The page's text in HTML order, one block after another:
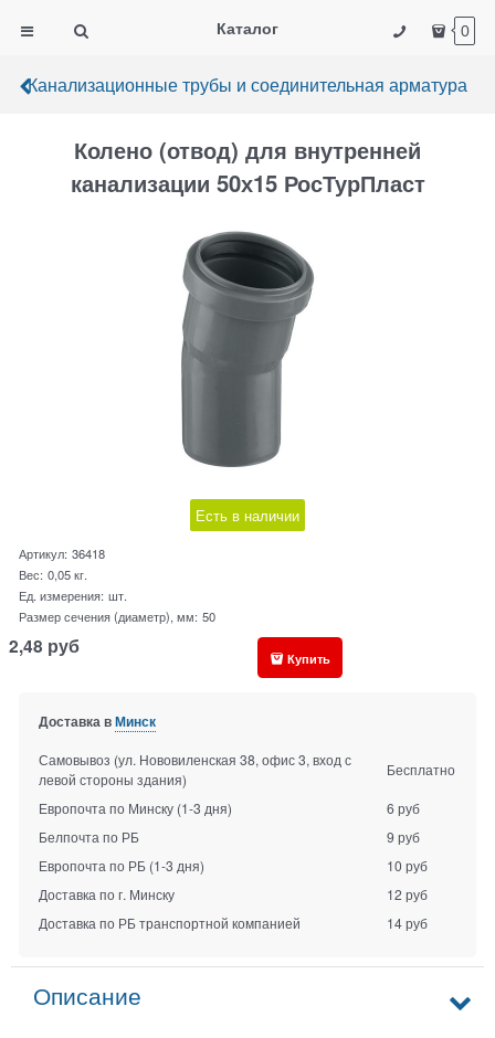
Каталог 0
Канализационные трубы и соединительная арматура
Колено (отвод) для внутренней
канализации 50х15 РосТурПласт
Есть в наличии
Артикул: 36418
Вес: 0,05кг.
Ед. измерения: шт.
Размер сечения (диаметр), мм: 50
2,48 руб Купить
Доставка вМинск
Самовывоз (ул. Нововиленская 38, офис 3, вход с
левой стороны здания)
Бесплатно
Европочта по Минску (1-3 дня)
6 руб
Белпочта по РБ
9 руб
Европочта по РБ (1-3 дня)
10 руб
Доставка по г. Минску
12 руб
Доставка по РБ транспортной компанией
14 руб
Описание